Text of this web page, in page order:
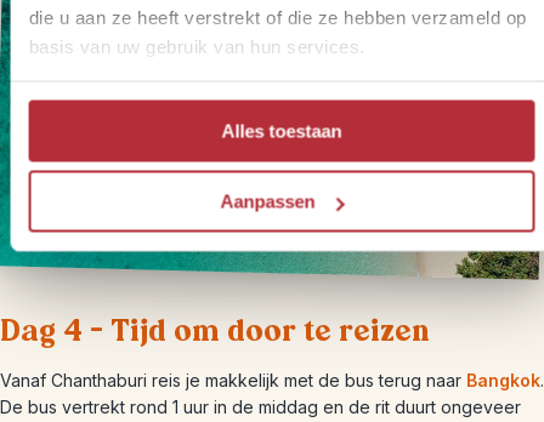
die u aan ze heeft verstrekt of die ze hebben verzameld op
basis van uw gebruik van hun services.
Alles toestaan
Aanpassen
Dag 4 – Tijd om door te reizen
Vanaf Chanthaburi reis je makkelijk met de bus terug naar Bangkok.
De bus vertrekt rond 1 uur in de middag en de rit duurt ongeveer